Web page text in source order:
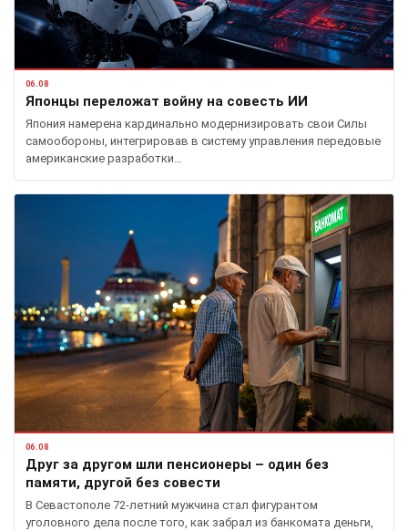
06.08
Японцы переложат войну на совесть ИИ
Япония намерена кардинально модернизировать свои Силы
самообороны, интегрировав в систему управления передовые
американские разработки…
06.08
Друг за другом шли пенсионеры – один без
памяти, другой без совести
В Севастополе 72-летний мужчина стал фигурантом
уголовного дела после того, как забрал из банкомата деньги,